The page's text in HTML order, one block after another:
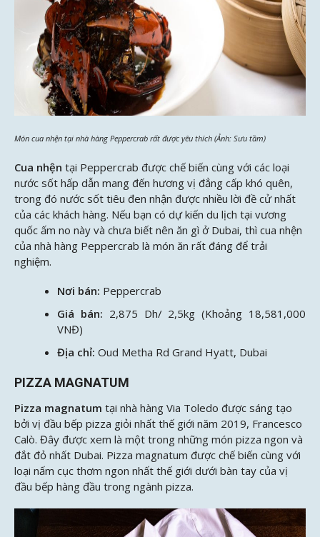
Món cua nhện tại nhà hàng Peppercrab rất được yêu thích (Ảnh: Sưu tầm)
Cua nhện tại Peppercrab được chế biến cùng với các loại
nước sốt hấp dẫn mang đến hương vị đẳng cấp khó quên,
trong đó nước sốt tiêu đen nhận được nhiều lời đề cử nhất
của các khách hàng. Nếu bạn có dự kiến du lịch tại vương
quốc ấm no này và chưa biết nên ăn gì ở Dubai, thì cua nhện
của nhà hàng Peppercrab là món ăn rất đáng để trải
nghiệm.
Nơi bán: Peppercrab
Giá bán: 2,875 Dh/ 2,5kg (Khoảng 18,581,000
VNĐ)
Địa chỉ: Oud Metha Rd Grand Hyatt, Dubai
PIZZA MAGNATUM
Pizza magnatum tại nhà hàng Via Toledo được sáng tạo
bởi vị đầu bếp pizza giỏi nhất thế giới năm 2019, Francesco
Calò. Đây được xem là một trong những món pizza ngon và
đắt đỏ nhất Dubai. Pizza magnatum được chế biến cùng với
loại nấm cục thơm ngon nhất thế giới dưới bàn tay của vị
đầu bếp hàng đầu trong ngành pizza.